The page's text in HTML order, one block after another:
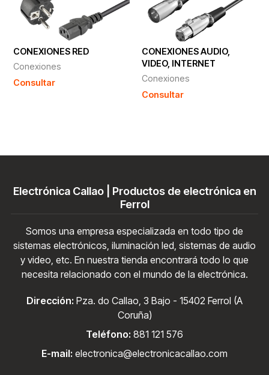
CONEXIONES RED
Conexiones
Consultar
CONEXIONES AUDIO,
VIDEO, INTERNET
Conexiones
Consultar
Electrónica Callao | Productos de electrónica en
Ferrol
Somos una empresa especializada en todo tipo de
sistemas electrónicos, iluminación led, sistemas de audio
y video, etc. En nuestra tienda encontrará todo lo que
necesita relacionado con el mundo de la electrónica.
Dirección: Pza. do Callao, 3 Bajo - 15402 Ferrol (A
Coruña)
Teléfono: 881 121 576
E-mail: electronica@electronicacallao.com